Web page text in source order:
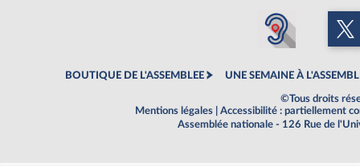
BOUTIQUE DE L'ASSEMBLEE UNE SEMAINE À
©Tous droits
Mentions légales
Accessibilité : partiellement
Assemblée nationale - 126 Rue de